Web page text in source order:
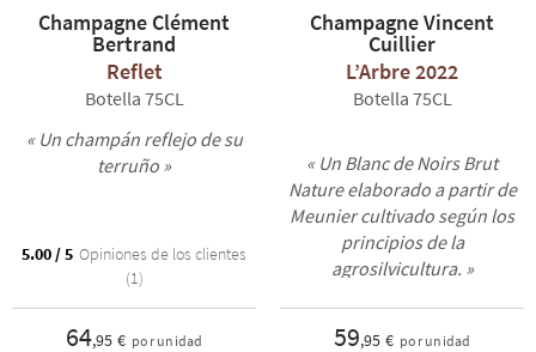
Champagne Clément
Bertrand
Reflet
Botella 75CL
« Un champán reflejo de su
terruño »
5.00 / 5 Opiniones de los clientes
(1)
64,95 € por unidad
Champagne Vincent
Cuillier
L’Arbre 2022
Botella 75CL
« Un Blanc de Noirs Brut
Nature elaborado a partir de
Meunier cultivado según los
principios de la
agrosilvicultura. »
59,95 € por unidad